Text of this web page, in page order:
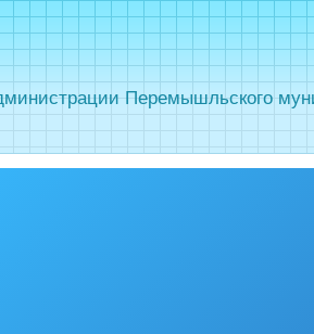
Перемышльского